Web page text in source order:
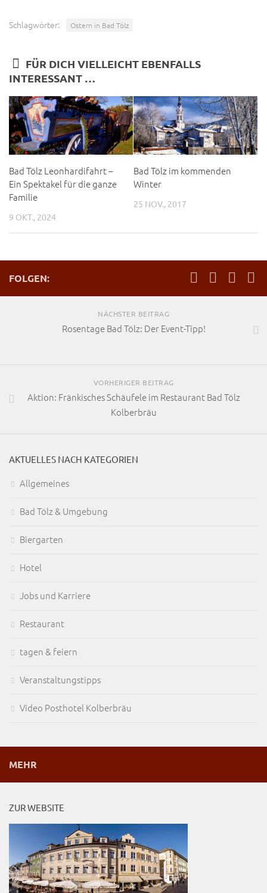
Schlagwörter: Ostern in Bad Tölz
FÜR DICH VIELLEICHT EBENFALLS
INTERESSANT …
Bad Tölz Leonhardifahrt –
Ein Spektakel für die ganze
Familie
9 OKT., 2024
Bad Tölz im kommenden
Winter
25 NOV., 2017
FOLGEN:
NÄCHSTER BEITRAG
Rosentage Bad Tölz: Der Event-Tipp!
VORHERIGER BEITRAG
Aktion: Fränkisches Schäufele im Restaurant Bad Tölz
Kolberbräu
AKTUELLES NACH KATEGORIEN
Allgemeines
Bad Tölz & Umgebung
Biergarten
Hotel
Jobs und Karriere
Restaurant
tagen & feiern
Veranstaltungstipps
Video Posthotel Kolberbräu
MEHR
ZUR WEBSITE